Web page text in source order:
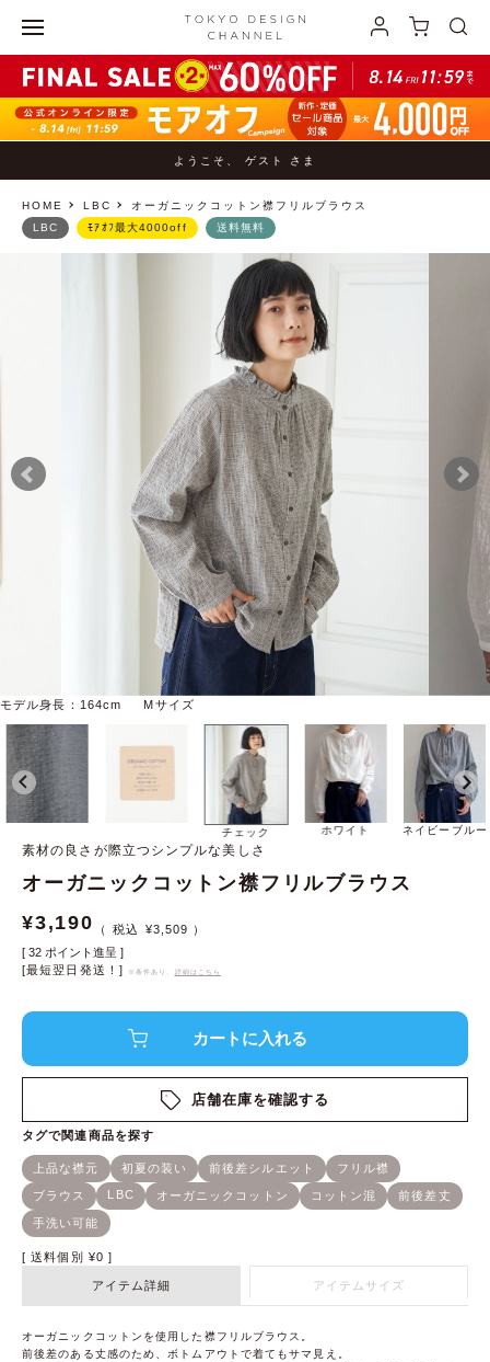
ようこそ、 ゲスト さま
HOME LBC オーガニックコットン襟フリルブラウス
モデル身長：164cm Mサイズ
チェック ホワイト ネイビーブルー
LBC ﾓｱｵﾌ最大4000off 送料無料
素材の良さが際立つシンプルな美しさ
オーガニックコットン襟フリルブラウス
¥3,190 ¥3,509
[ 32 ポイント進呈 ]
[最短翌日発送！]
※条件あり、 詳細はこちら
店舗在庫を確認する
送料個別 ¥0
アイテム詳細 アイテムサイズ
オーガニックコットンを使用した襟フリルブラウス。
前後差のある丈感のため、ボトムアウトで着てもサマ見え。